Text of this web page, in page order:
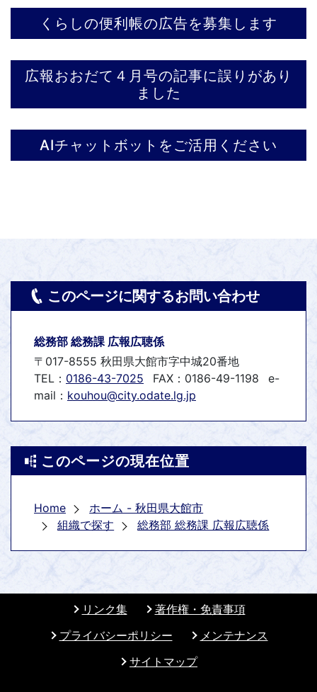
くらしの便利帳の広告を募集します
広報おおだて４月号の記事に誤りがあり
ました
AIチャットボットをご活用ください
このページに関するお問い合わせ
総務部 総務課 広報広聴係
〒017-8555 秋田県大館市字中城20番地
TEL： 0186-43-7025 FAX：0186-49-1198
e-
mail： kouhou@city.odate.lg.jp
このページの現在位置
Home
ホーム - 秋田県大館市
組織で探す
総務部 総務課 広報広聴係
リンク集
著作権・免責事項
プライバシーポリシー
メンテナンス
サイトマップ